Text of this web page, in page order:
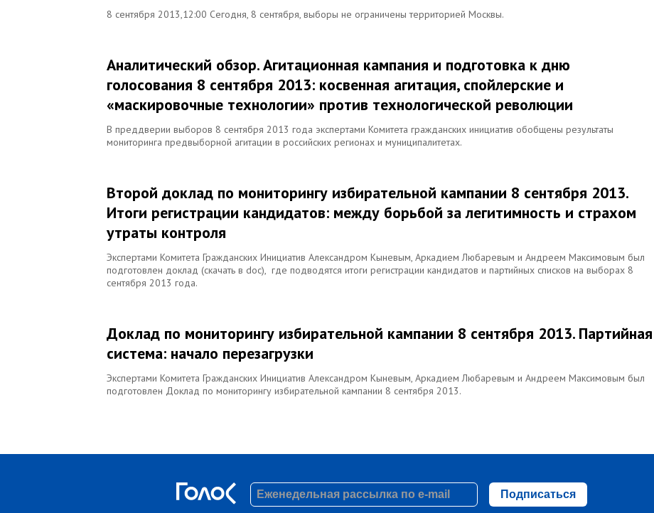
8 сентября 2013,12:00 Сегодня, 8 сентября, выборы не ограничены территорией Москвы.
Аналитический обзор. Агитационная кампания и подготовка к дню
голосования 8 сентября 2013: косвенная агитация, спойлерские и
«маскировочные технологии» против технологической революции
В преддверии выборов 8 сентября 2013 года экспертами Комитета гражданских инициатив обобщены результаты
мониторинга предвыборной агитации в российских регионах и муниципалитетах.
Второй доклад по мониторингу избирательной кампании 8 сентября 2013.
Итоги регистрации кандидатов: между борьбой за легитимность и страхом
утраты контроля
Экспертами Комитета Гражданских Инициатив Александром Кыневым, Аркадием Любаревым и Андреем Максимовым был
подготовлен доклад (скачать в doc), где подводятся итоги регистрации кандидатов и партийных списков на выборах 8
сентября 2013 года.
Доклад по мониторингу избирательной кампании 8 сентября 2013. Партийная
система: начало перезагрузки
Экспертами Комитета Гражданских Инициатив Александром Кыневым, Аркадием Любаревым и Андреем Максимовым был
подготовлен Доклад по мониторингу избирательной кампании 8 сентября 2013.
Подписаться